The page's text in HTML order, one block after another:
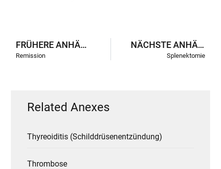
FRÜHERE ANHÄNGE
Remission
NÄCHSTE ANHÄNGE
Splenektomie
Related Anexes
Thyreoiditis (Schilddrüsenentzündung)
Thrombose